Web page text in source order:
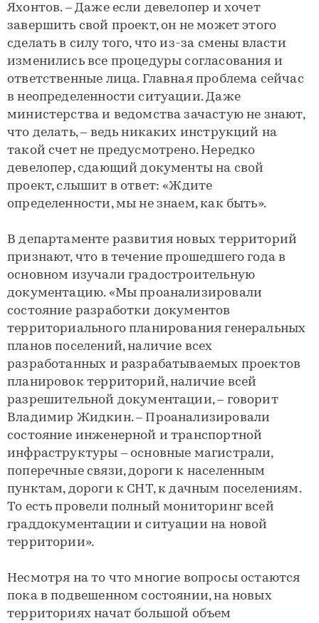
Яхонтов. – Даже если девелопер и хочет
завершить свой проект, он не может этого
сделать в силу того, что из-за смены власти
изменились все процедуры согласования и
ответственные лица. Главная проблема сейчас
в неопределенности ситуации. Даже
министерства и ведомства зачастую не знают,
что делать, – ведь никаких инструкций на
такой счет не предусмотрено. Нередко
девелопер, сдающий документы на свой
проект, слышит в ответ: «Ждите
определенности, мы не знаем, как быть».
В департаменте развития новых территорий
признают, что в течение прошедшего года в
основном изучали градостроительную
документацию. «Мы проанализировали
состояние разработки документов
территориального планирования генеральных
планов поселений, наличие всех
разработанных и разрабатываемых проектов
планировок территорий, наличие всей
разрешительной документации, – говорит
Владимир Жидкин. – Проанализировали
состояние инженерной и транспортной
инфраструктуры – основные магистрали,
поперечные связи, дороги к населенным
пунктам, дороги к СНТ, к дачным поселениям.
То есть провели полный мониторинг всей
граддокументации и ситуации на новой
территории».
Несмотря на то что многие вопросы остаются
пока в подвешенном состоянии, на новых
территориях начат большой объем